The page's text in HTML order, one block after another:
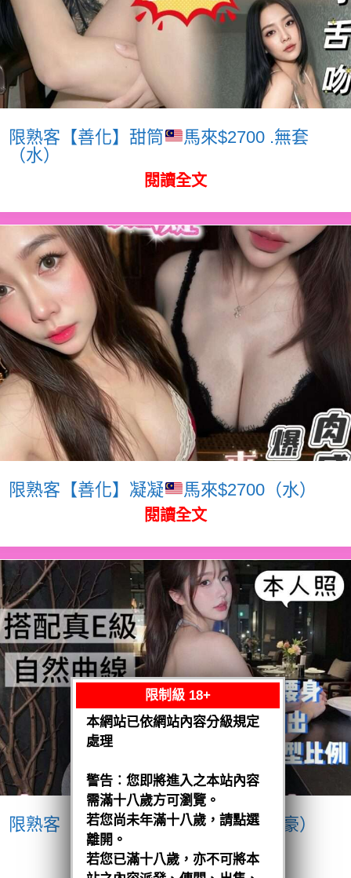
限熟客【善化】甜筒
馬來$2700 .無套
（水）
閱讀全文
限熟客【善化】凝凝 馬來$2700（水）
閱讀全文
限熟客【南區】愛紗 越南$3200（豪）
閱讀全文
限制級 18+
本網站已依網站內容分級規定
處理
警告︰您即將進入之本站內容
需滿十八歲方可瀏覽。
若您尚未年滿十八歲，請點選
離開。
若您已滿十八歲，亦不可將本